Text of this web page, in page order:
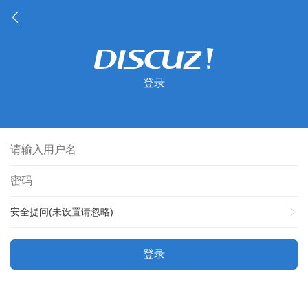
登录
安全提问(未设置请忽略)
登录